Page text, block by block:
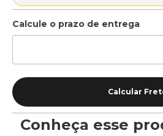
Conheça esse